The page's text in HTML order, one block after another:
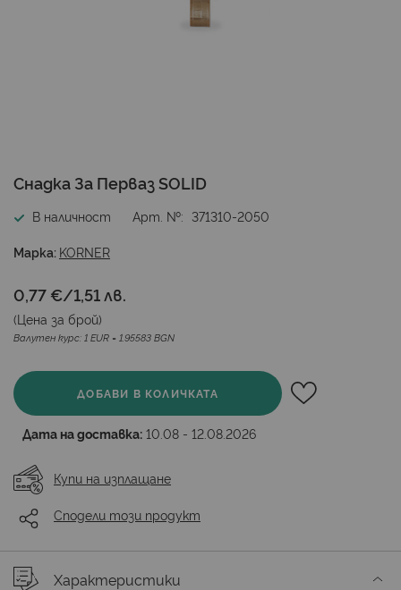
Преминете
началото
галерия
снимки
Снадка За Перваз SOLID
В наличност Арт. № 371310-2050
Марка: KORNER
0,77 €/1,51 лв.
(Цена за брой)
Валутен курс: 1 EUR = 1.95583 BGN
ДОБАВИ В КОЛИЧКАТА
Дата на доставка: 10.08 - 12.08.2026
Купи на изплащане
Сподели този продукт
Характеристики